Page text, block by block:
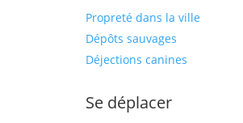
Propreté dans la ville
Dépôts sauvages
Déjections canines
Se déplacer